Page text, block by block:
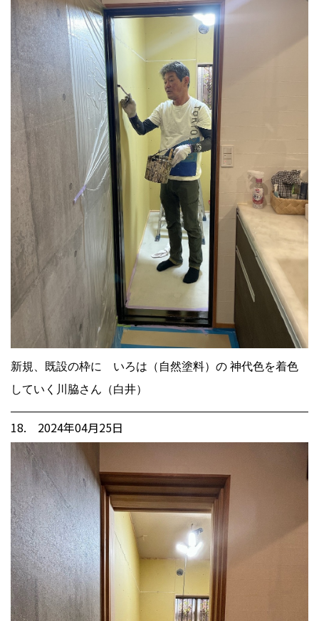
新規、既設の枠に いろは（自然塗料）の 神代色を着色
していく川脇さん（白井）
18. 2024年04月25日